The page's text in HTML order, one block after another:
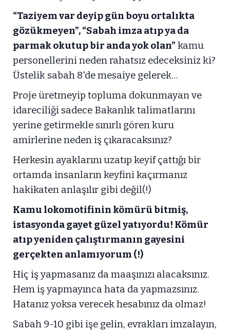
“Taziyem var deyip gün boyu ortalıkta
gözükmeyen”, “Sabah imza atıp ya da
parmak okutup bir anda yok olan” kamu
personellerini neden rahatsız edeceksiniz ki?
Üstelik sabah 8'de mesaiye gelerek…
Proje üretmeyip topluma dokunmayan ve
idareciliği sadece Bakanlık talimatlarını
yerine getirmekle sınırlı gören kuru
amirlerine neden iş çıkaracaksınız?
Herkesin ayaklarını uzatıp keyif çattığı bir
ortamda insanların keyfini kaçırmanız
hakikaten anlaşılır gibi değil(!)
Kamu lokomotifinin kömürü bitmiş,
istasyonda gayet güzel yatıyordu! Kömür
atıp yeniden çalıştırmanın gayesini
gerçekten anlamıyorum (!)
Hiç iş yapmasanız da maaşınızı alacaksınız.
Hem iş yapmayınca hata da yapmazsınız.
Hatanız yoksa verecek hesabınız da olmaz!
Sabah 9-10 gibi işe gelin, evrakları imzalayın,